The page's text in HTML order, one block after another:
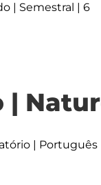
| Semestral | 6
|
| Português